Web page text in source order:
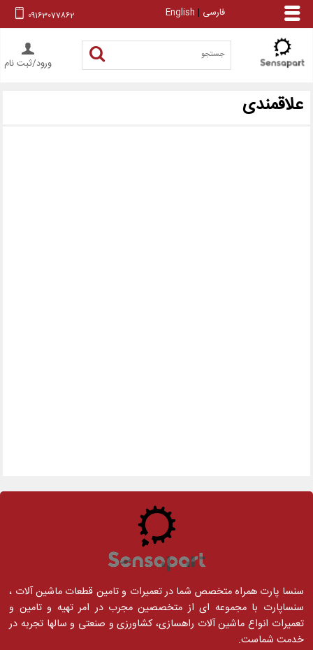
فارسی |
English
09163077862
ورود/ثبت نام
علاقمندی
سنسا پارت همراه متخصص شما در تعمیرات و تامین قطعات ماشین آلات ،
سنساپارت با مجموعه ای از متخصصین مجرب در امر تهیه و تامین و
تعمیرات انواع ماشین آلات راهسازی، کشاورزی و صنعتی و سالها تجربه در
خدمت شماست.